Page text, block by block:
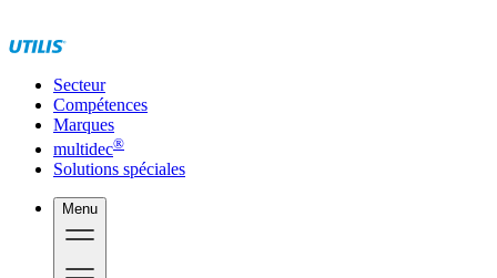
Secteur
Compétences
Marques
multidec®
Solutions spéciales
Menu